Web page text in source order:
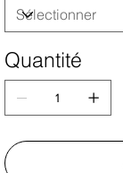
Quantité